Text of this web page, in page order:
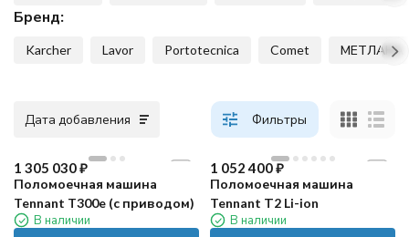
Бренд:
Karcher Lavor Portotecnica Comet МЕТЛАНА
Дата добавления Фильтры
1 305 030₽
Поломоечная машина
Tennant T300e (с приводом)
В наличии
1 052 400₽
Поломоечная машина
Tennant Т2 Li-ion
В наличии